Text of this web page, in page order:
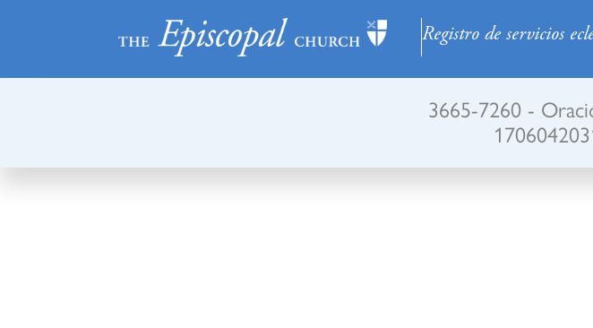
Registro de servicios
3665-7260 -